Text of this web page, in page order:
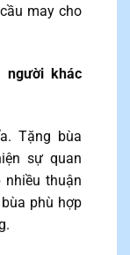
may cho
người khác
Tặng bùa
sự quan
thuận
phù hợp